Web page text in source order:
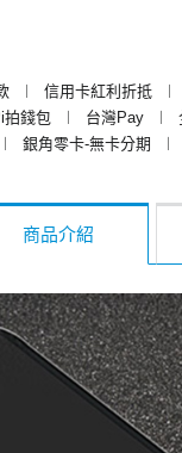
︱ 信用卡紅利折抵 ︱
拍錢包 ︱ 台灣Pay ︱
︱ 銀角零卡-無卡分期 ︱
商品介紹